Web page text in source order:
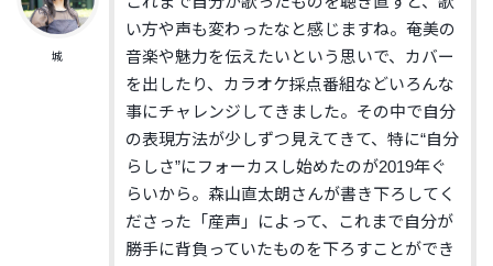
城
い方や声も変わったなと感じますね。奄美の
音楽や魅力を伝えたいという思いで、カバー
を出したり、カラオケ採点番組などいろんな
事にチャレンジしてきました。その中で自分
の表現方法が少しずつ見えてきて、特に“自分
らしさ”にフォーカスし始めたのが2019年ぐ
らいから。森山直太朗さんが書き下ろしてく
ださった「産声」によって、これまで自分が
勝手に背負っていたものを下ろすことができ